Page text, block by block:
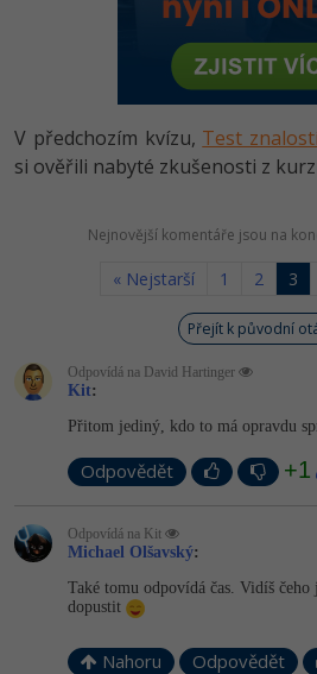
HTML5, CSS3,
SQL a databáze
Testování a verzování
ASP.NET MVC
Django
Best practices
JavaScript
Python
UML a návrhové vzory
MySQL/MariaDB
MS-SQL
SQLite
Vývojář mobilních aplikací
Specialista na AI a bigdata
C# Game developer
Webdesigner
Tester
Systémový administrátor
Grafik / UX/UI návrhář
Projektový manažer
Python -80%
JavaScript -80%
PHP
-80%
Swift -80%
-80%
SQL
Návrh SW
Algoritmy
V předchozím kvízu, Test
si ověřili nabyté zkušenosti z
Nejnovější komentáře jsou na
« Nejstarší 1 2 3
Přejít k původní
Odpovídá na David Hartinger
Kit:
Přitom jediný, kdo to má opravdu
Odpovědět +1
Odpovídá na Kit
Michael Olšavský:
Také tomu odpovídá čas. Vidíš
dopustit
Nahoru Odpovědět